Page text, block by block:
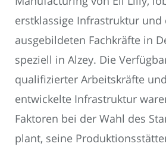
erstklassige Infrastruktur und
ausgebildeten Fachkräfte in
speziell in Alzey. Die
qualifizierter Arbeitskräfte
entwickelte Infrastruktur
Faktoren bei der Wahl des
plant, seine